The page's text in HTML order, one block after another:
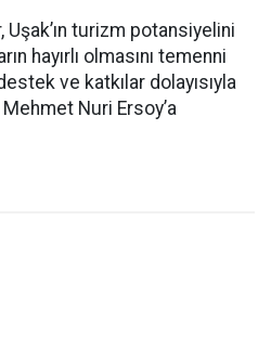
Uşak’ın turizm potansiyelini
hayırlı olmasını temenni
ve katkılar dolayısıyla
Nuri Ersoy’a